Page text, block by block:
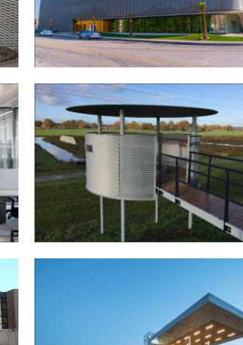
HOOFDKANTOOR RAQTAN IN DAMMAN,
SAOEDI ARABIË
VOGELKIJKHUT IN VEESSEN/WAPENVELD